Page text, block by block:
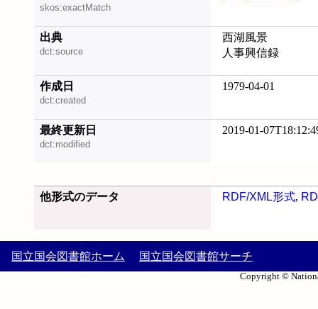
skos:exactMatch
出典
dct:source
西湖風景
人事興信録
作成日
dct:created
1979-04-01
最終更新日
dct:modified
2019-01-
他形式のデータ RDF/XML形式,
国立国会図書館ホーム 国立国会図書館サーチ
Copyright ©